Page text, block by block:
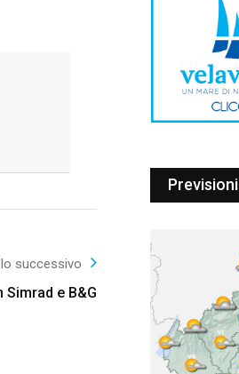
successivo
e B&G
Previsioni